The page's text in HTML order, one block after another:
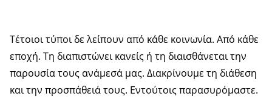
Τέτοιοι τύποι δε λείπουν από κάθε κοινωνία. Από κάθε
εποχή. Τη διαπιστώνει κανείς ή τη διαισθάνεται την
παρουσία τους ανάμεσά μας. Διακρίνουμε τη διάθεση
και την προσπάθειά τους. Εντούτοις παρασυρόμαστε.